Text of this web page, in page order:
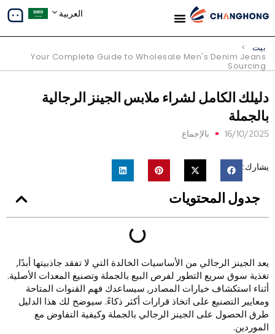
العربية
بيت >
Your Complete Guide to Wholesale Men's Denim Jeans
Sourcing
الكامل لشراء ملابس الجينز الرجالية
16/10/ بالإجماع
جدول المحتويات
الجينز الرجالي من الأساسيات الخالدة التي لا تفقد جاذبيتها أبدًا,
سوق سريع التطور لفرص البيع بالجملة وتصنيع المعدات الأصلية.
استكشاف خيارات المصادر, سيساعدك فهم القنوات المتاحة
التصنيع على اتخاذ قرارات أكثر ذكاءً. سيوضح لك هذا الدليل
الحصول على الجينز الرجالي بالجملة وكيفية التفاوض مع